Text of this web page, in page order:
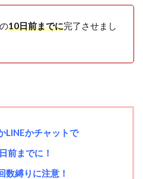
10日前までに完了させまし
LINEかチャットで
前までに！
数縛りに注意！